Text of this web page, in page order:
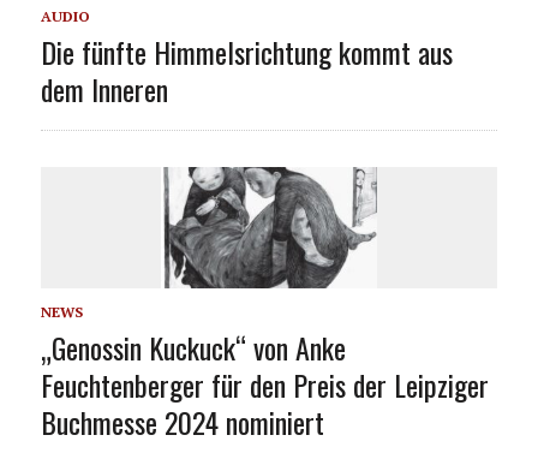
AUDIO
Die fünfte Himmelsrichtung kommt aus
dem Inneren
NEWS
„Genossin Kuckuck“ von Anke
Feuchtenberger für den Preis der Leipziger
Buchmesse 2024 nominiert